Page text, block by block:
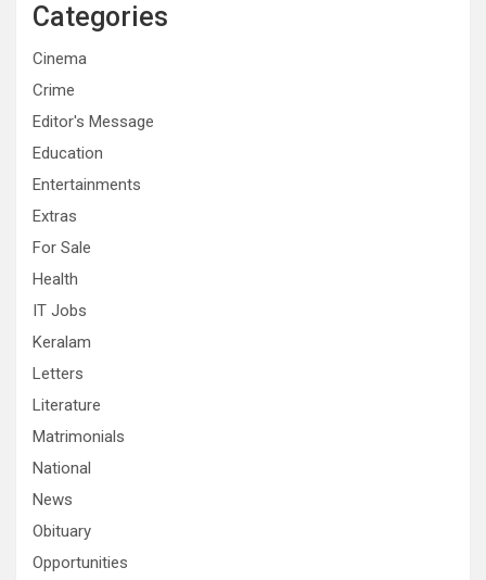
Categories
Cinema
Crime
Editor's Message
Education
Entertainments
Extras
For Sale
Health
IT Jobs
Keralam
Letters
Literature
Matrimonials
National
News
Obituary
Opportunities